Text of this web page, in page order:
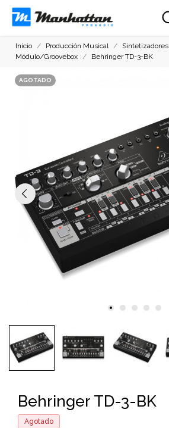
Inicio Producción Musical Sintetizadores
Módulo/Groovebox
Behringer TD-3-BK
AGOTADO
Behringer TD-3-BK
Agotado